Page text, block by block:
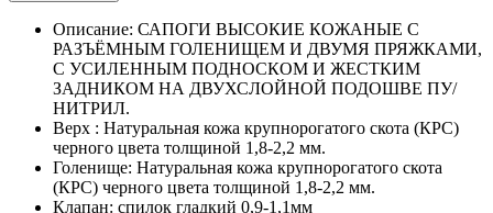
Описание: САПОГИ ВЫСОКИЕ КОЖАНЫЕ С
РАЗЪЁМНЫМ ГОЛЕНИЩЕМ И ДВУМЯ ПРЯЖКАМИ,
С УСИЛЕННЫМ ПОДНОСКОМ И ЖЕСТКИМ
ЗАДНИКОМ НА ДВУХСЛОЙНОЙ ПОДОШВЕ ПУ/
НИТРИЛ.
Верх : Натуральная кожа крупнорогатого скота (КРС)
черного цвета толщиной 1,8-2,2 мм.
Голенище: Натуральная кожа крупнорогатого скота
(КРС) черного цвета толщиной 1,8-2,2 мм.
Клапан: спилок гладкий 0,9-1,1мм